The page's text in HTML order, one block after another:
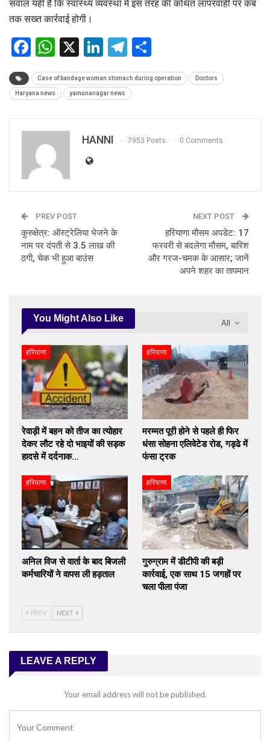
सवाल यही है कि स्वास्थ्य व्यवस्था में इस तरह की कथित लापरवाही पर कब
तक सख्त कार्रवाई होगी।
Facebook
WhatsApp
X LinkedIn
Telegram
Case of bandage woman stomach during operation Doctors
Haryana news yamunanagar news
HANNI 7953 Posts 0 Comments
PREV POST
कुरुक्षेत्र: ऑस्ट्रेलिया भेजने के
नाम पर दंपती से 3.5 लाख की
ठगी, चेक भी हुआ बाउंस
NEXT POST
हरियाणा मौसम अपडेट: 17
फरवरी से बदलेगा मौसम, बारिश
और गरज-चमक के आसार; जानें
अपने शहर का तापमान
All
You Might Also Like
हरियाणा
रेवाड़ी में बहन को तीज का त्योहार
देकर लौट रहे दो भाइयों की सड़क
हादसे में दर्दनाक…
हरियाणा
मरम्मत पूरी होने से पहले ही फिर
धंसा सोहना एलिवेटेड रोड, गड्ढे में
फंसा ट्रक
हरियाणा
अनिल विज से वार्ता के बाद बिजली
कर्मचारियों ने वापस ली हड़ताल
हरियाणा
गुरुग्राम में डीटीपी की बड़ी
कार्रवाई, एक साथ 15 जगहों पर
चला पीला पंजा
PREV NEXT
LEAVE A REPLY
Your email address will not be published.